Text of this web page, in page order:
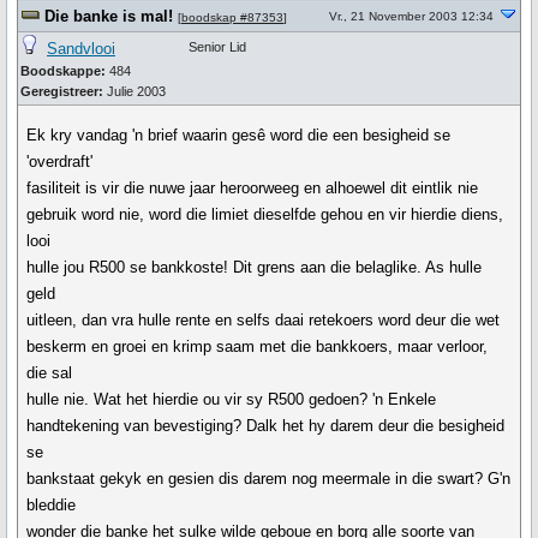
Die banke is mal! [boodskap #87353] Vr., 21 November 2003 12:34
Sandvlooi
Boodskappe: 484
Geregistreer: Julie 2003
Senior Lid
Ek kry vandag 'n brief waarin gesê word die een besigheid se
'overdraft'
fasiliteit is vir die nuwe jaar heroorweeg en alhoewel dit eintlik nie
gebruik word nie, word die limiet dieselfde gehou en vir hierdie diens,
looi
hulle jou R500 se bankkoste! Dit grens aan die belaglike. As hulle
geld
uitleen, dan vra hulle rente en selfs daai retekoers word deur die wet
beskerm en groei en krimp saam met die bankkoers, maar verloor,
die sal
hulle nie. Wat het hierdie ou vir sy R500 gedoen? 'n Enkele
handtekening van bevestiging? Dalk het hy darem deur die besigheid
se
bankstaat gekyk en gesien dis darem nog meermale in die swart? G'n
bleddie
wonder die banke het sulke wilde geboue en borg alle soorte van